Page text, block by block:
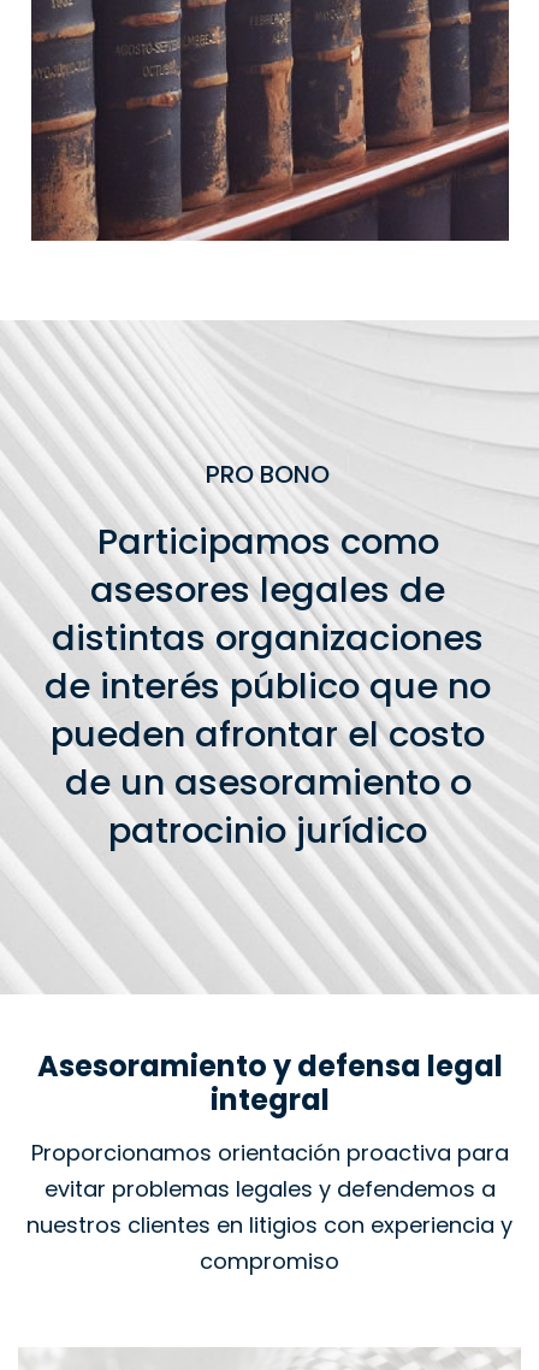
PRO BONO
Participamos como
asesores legales de
distintas organizaciones
de interés público que no
pueden afrontar el costo
de un asesoramiento o
patrocinio jurídico
Asesoramiento y defensa legal
integral
Proporcionamos orientación proactiva para
evitar problemas legales y defendemos a
nuestros clientes en litigios con experiencia y
compromiso